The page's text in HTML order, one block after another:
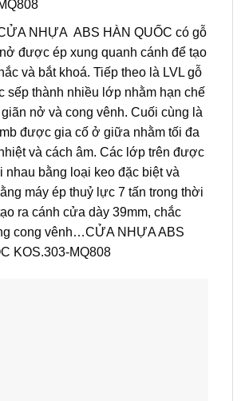
NHỰA ABS HÀN QUỐC có gỗ
được ép xung quanh cánh để tạo
và bắt khoá. Tiếp theo là LVL gỗ
sếp thành nhiều lớp nhằm hạn chế
nở và cong vênh. Cuối cùng là
được gia cố ở giữa nhằm tối đa
và cách âm. Các lớp trên được
nhau bằng loại keo đặc biệt và
máy ép thuỷ lực 7 tấn trong thời
ra cánh cửa dày 39mm, chắc
cong vênh…CỬA NHỰA ABS
KOS.303-MQ808